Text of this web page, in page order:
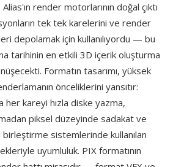
render motorlarının doğal çıktı
tek tek karelerini ve render
depolamak için kullanılıyordu — bu
tarihinin en etkili 3D içerik oluşturma
Formatın tasarımı, yüksek
önceliklerini yansıtır:
her kareyi hızla diske yazma,
piksel düzeyinde sadakat ve
sistemlerinde kullanılan
uyumluluk. PIX formatının